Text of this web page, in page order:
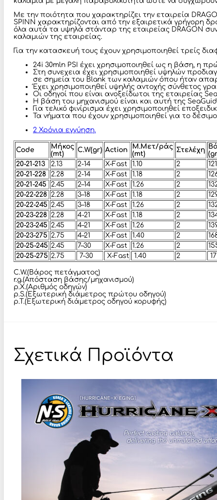
Με την ποιότητα που χαρακτηρίζει την εταιρεία
SPINN χαρακτηρίζονται από την εξαιρετικά γρήγορη
όλα αυτά τα υψηλά στάνταρ της εταιρείας DRAGON
καλαμιών της εταιρείας.
Για την κατασκευή τους έχουν χρησιμοποιηθεί τρείς
24i 30mln PSI έχει χρησιμοποιηθεί ως η βάση, η
Στη συνεχεια έχει χρησιμοποιηθεί υψηλών
σε σημεία του Blank των καλαμιών όπου ήταν
Έχει χρησιμοποιηθεί υψηλής αντοχής σύνθετος
Οι οδηγοί που είναι ανοξείδωτοι της εταιρείας
Η βάση του μηχανισμού είναι και αυτή της
Για τελικό φινίρισμα έχει χρησιμοποιηθεί
Τα νήματα που έχουν χρησιμοποιηθεί για το
2 Χρόνια εγγύηση.
Code
Μήκος
(mt)
C.W(gr) Action
Μ.Μετ/ράς
(mt)
Στελέχη
20-21-213
2.13 2-14 X-Fast 1.10 2
121
20-21-228
2.28 2-14 X-Fast 1.18 2
20-21-245
2.45 2–14 X-Fast 1.26 2
20-22-228 2.28 3–18 X-Fast 1.18 2
20-22-245 2.45 3–18 X-Fast 1.26 2
20-23-228 2.28 4-21 X-Fast 1.18 2
20-23-245 2.45 4–21 X-Fast 1.26 2
20-23-275 2.75 4–21 X-Fast 1.40 2
20-25-245 2.45 7–30 X-Fast 1.26 2
20-25-275 2.75 7-30 X-Fast 1.40 2
C.W.(Βάρος πετάγματος)
r.g.(Απόσταση βάσης/μηχανισμού)
p.X.(Αριθμός οδηγών)
p.S.(Εξωτερική διάμετρος πρώτου οδηγού)
p.T.(Εξωτερική διάμετρος οδηγού κορυφής)
Σχετικά Προϊόντα